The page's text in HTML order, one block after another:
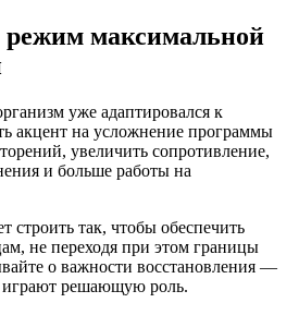
режим максимальной
уже адаптировался к
акцент на усложнение программы
увеличить сопротивление,
и больше работы на
строить так, чтобы обеспечить
не переходя при этом границы
о важности восстановления —
решающую роль.